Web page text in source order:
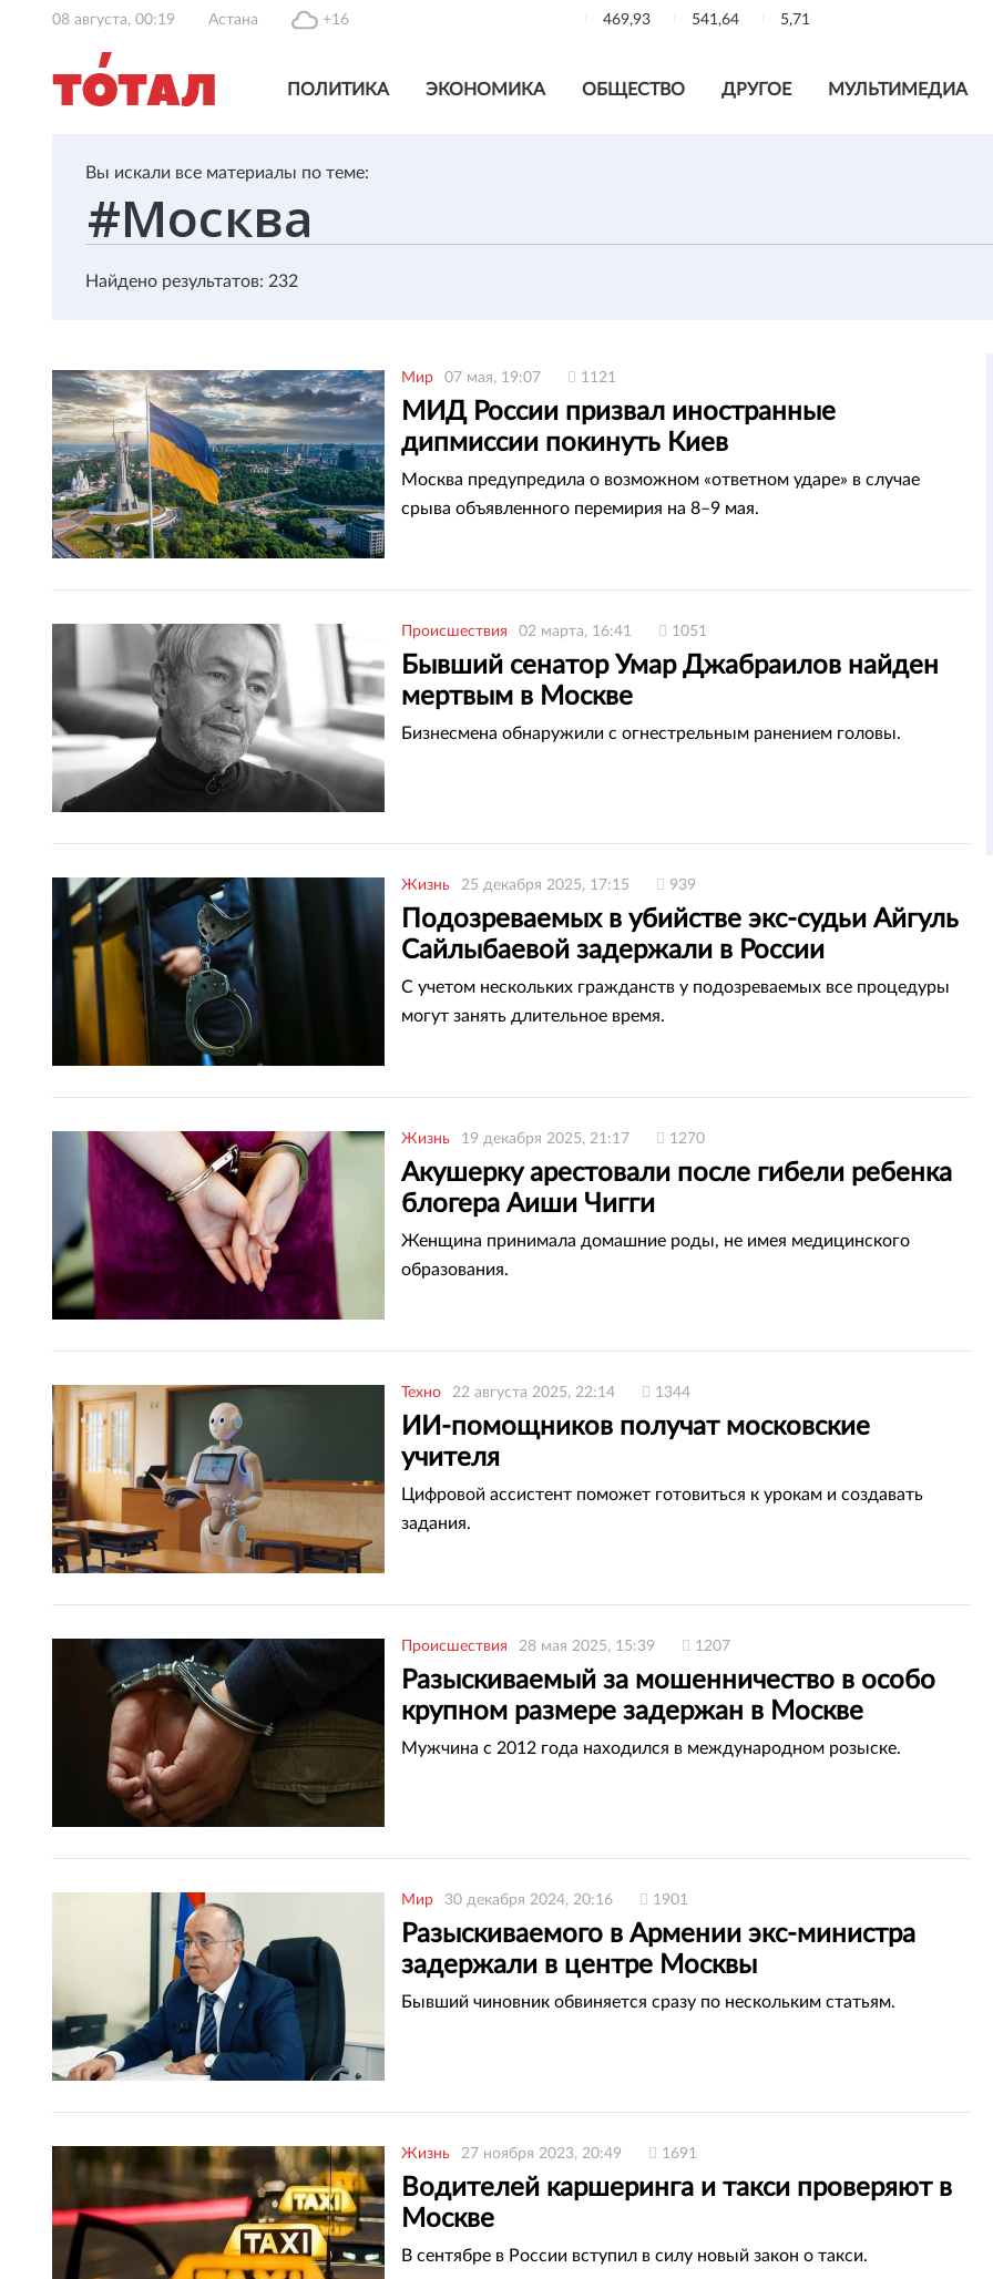
08 августа, 00:19 Астана +16 469,93 541,64 5,71
ПОЛИТИКА ЭКОНОМИКА ОБЩЕСТВО ДРУГОЕ МУЛЬТИМЕДИА
Вы искали все материалы по теме:
Найдено результатов: 232
Мир 07 мая, 19:07 1121
МИД России призвал иностранные
дипмиссии покинуть Киев
Москва предупредила о возможном «ответном ударе» в случае
срыва объявленного перемирия на 8–9 мая.
Происшествия 02 марта, 16:41 1051
Бывший сенатор Умар Джабраилов найден
мертвым в Москве
Бизнесмена обнаружили с огнестрельным ранением головы.
Жизнь 25 декабря 2025, 17:15 939
Подозреваемых в убийстве экс-судьи Айгуль
Сайлыбаевой задержали в России
С учетом нескольких гражданств у подозреваемых все процедуры
могут занять длительное время.
Жизнь 19 декабря 2025, 21:17 1270
Акушерку арестовали после гибели ребенка
блогера Аиши Чигги
Женщина принимала домашние роды, не имея медицинского
образования.
Техно 22 августа 2025, 22:14 1344
ИИ-помощников получат московские
учителя
Цифровой ассистент поможет готовиться к урокам и создавать
задания.
Происшествия 28 мая 2025, 15:39 1207
Разыскиваемый за мошенничество в особо
крупном размере задержан в Москве
Мужчина с 2012 года находился в международном розыске.
Мир 30 декабря 2024, 20:16 1901
Разыскиваемого в Армении экс-министра
задержали в центре Москвы
Бывший чиновник обвиняется сразу по нескольким статьям.
Жизнь 27 ноября 2023, 20:49 1691
Водителей каршеринга и такси проверяют в
Москве
В сентябре в России вступил в силу новый закон о такси.